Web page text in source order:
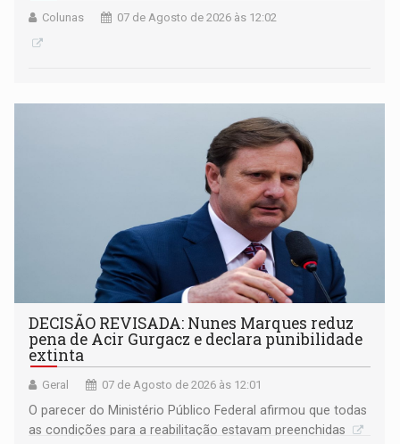
Colunas 07 de Agosto de 2026 às 12:02
DECISÃO REVISADA: Nunes Marques reduz
pena de Acir Gurgacz e declara punibilidade
extinta
Geral 07 de Agosto de 2026 às 12:01
O parecer do Ministério Público Federal afirmou que todas
as condições para a reabilitação estavam preenchidas